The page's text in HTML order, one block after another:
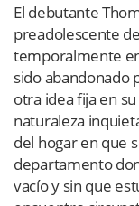
El debutante
preadolescente
temporalmente
sido abandonado
otra idea fija en
naturaleza
del hogar en que
departamento
vacío y sin que